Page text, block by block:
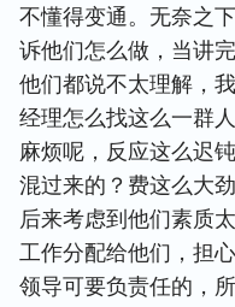
不懂得变通。无奈之
诉他们怎么做，当讲
他们都说不太理解，
经理怎么找这么一群
麻烦呢，反应这么迟
混过来的？费这么大
后来考虑到他们素质
工作分配给他们，担
领导可要负责任的，